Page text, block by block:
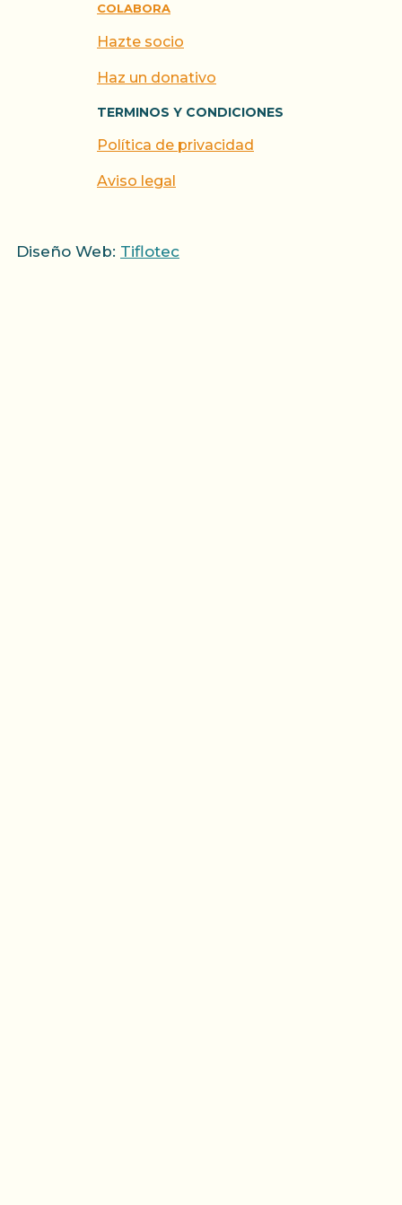
COLABORA
Hazte socio
Haz un donativo
TERMINOS Y CONDICIONES
Política de privacidad
Aviso legal
Diseño Web: Tiflotec